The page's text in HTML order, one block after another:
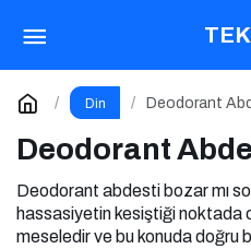
Din Deodorant
Deodorant
Deodorant abdesti bozar mı
hassasiyetin kesiştiği noktada
meseledir ve bu konuda doğru
Deodorant Abdesti
Yorum Yap